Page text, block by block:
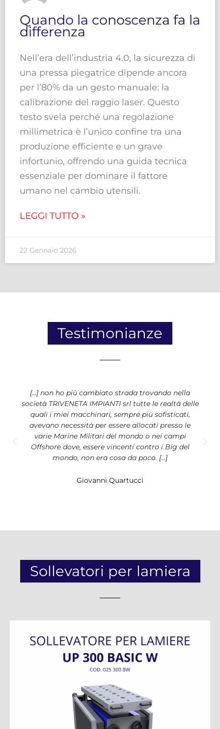
Quando la conoscenza fa la
differenza
Nell’era dell’industria 4.0, la sicurezza di
una pressa piegatrice dipende ancora
per l’80% da un gesto manuale: la
calibrazione del raggio laser. Questo
testo svela perché una regolazione
millimetrica è l’unico confine tra una
produzione efficiente e un grave
infortunio, offrendo una guida tecnica
essenziale per dominare il fattore
umano nel cambio utensili.
LEGGI TUTTO »
22 Gennaio 2026
Testimonianze
[…] non ho più cambiato strada trovando nella
società TRIVENETA IMPIANTI srl tutte le realtà delle
quali i miei macchinari, sempre più sofisticati,
avevano necessità per essere allocati presso le
varie Marine Militari del mondo o nei campi
Offshore dove, essere vincenti contro i Big del
mondo, non era cosa da poco. […]
Giovanni Quartucci
Sollevatori per lamiera